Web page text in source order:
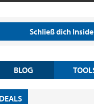
Schließ dich
BLOG
DEALS